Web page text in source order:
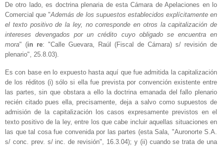
De otro lado, es doctrina plenaria de esta Cámara de Apelaciones en lo
Comercial que "Además de los supuestos establecidos explícitamente en
el texto positivo de la ley, no corresponde en otros la capitalización de
intereses devengados por un crédito cuyo obligado se encuentra en
mora" (in re: "Calle Guevara, Raúl (Fiscal de Cámara) s/ revisión de
plenario", 25.8.03).
Es con base en lo expuesto hasta aquí que fue admitida la capitalización
de los réditos (i) sólo si ella fue prevista por convención existente entre
las partes, sin que obstara a ello la doctrina emanada del fallo plenario
recién citado pues ella, precisamente, deja a salvo como supuestos de
admisión de la capitalización los casos expresamente previstos en el
texto positivo de la ley, entre los que cabe incluir aquellas situaciones en
las que tal cosa fue convenida por las partes (esta Sala, "Auronorte S.A.
s/ conc. prev. s/ inc. de revisión", 16.3.04); y (ii) cuando se trata de una